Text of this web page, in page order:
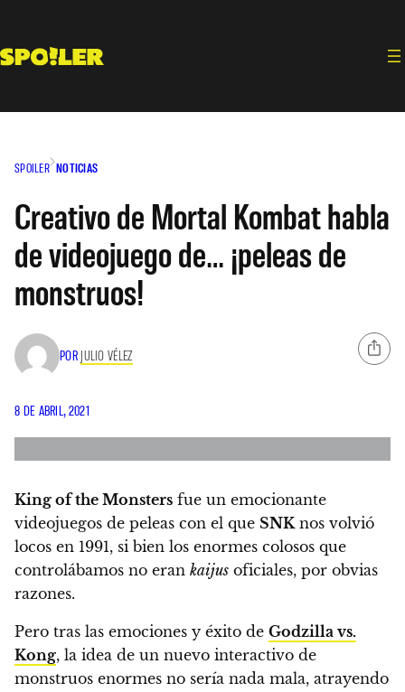
contenido
SPOILER NOTICIAS
Creativo de Mortal Kombat habla
de videojuego de… ¡peleas de
monstruos!
POR JULIO VÉLEZ
8 DE ABRIL, 2021
King of the Monsters fue un emocionante
videojuegos de peleas con el que SNKnos volvió
locos en 1991, si bien los enormes colosos que
controlábamos no eran kaijus oficiales, por obvias
razones.
Pero tras las emociones y éxito de Godzilla vs.
Kong, la idea de un nuevo interactivo de
monstruos enormes no sería nada mala, atrayendo